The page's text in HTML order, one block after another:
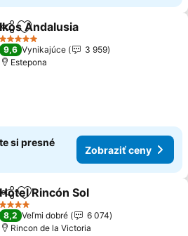
ZdieľaťPridať do obľúbených
Ikos Andalusia
5 Počet hviezdičiek
9,6 Vynikajúce
3 959
Estepona
si presné
Zobraziť ceny
ZdieľaťPridať do obľúbených
Hotel Rincón Sol
4 Počet hviezdičiek
8,2 Veľmi dobré
6 074
Rincon de la Victoria